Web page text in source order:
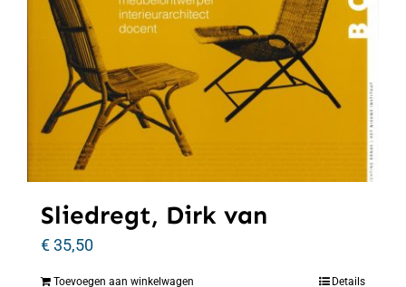
Sliedregt, Dirk van
€35,50
Toevoegen aan winkelwagen Details